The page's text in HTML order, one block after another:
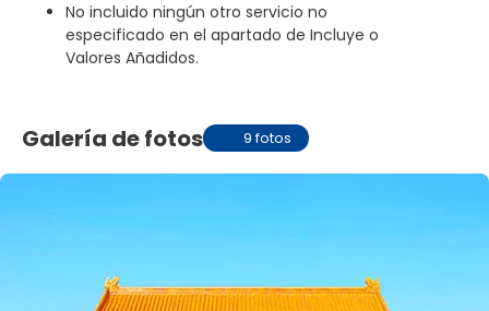
No incluido ningún otro servicio no
especificado en el apartado de Incluye o
Valores Añadidos.
Galería de fotos 9 fotos